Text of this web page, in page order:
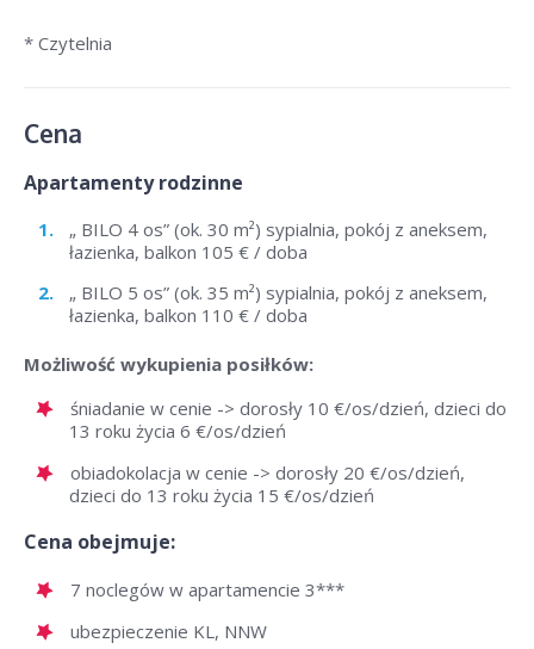
* Czytelnia
Cena
Apartamenty rodzinne
„ BILO 4 os” (ok. 30 m²) sypialnia, pokój z aneksem,
łazienka, balkon 105 € / doba
„ BILO 5 os” (ok. 35 m²) sypialnia, pokój z aneksem,
łazienka, balkon 110 € / doba
Możliwość wykupienia posiłków:
śniadanie w cenie -> dorosły 10 €/os/dzień, dzieci do
13 roku życia 6 €/os/dzień
obiadokolacja w cenie -> dorosły 20 €/os/dzień,
dzieci do 13 roku życia 15 €/os/dzień
Cena obejmuje:
7 noclegów w apartamencie 3***
ubezpieczenie KL, NNW